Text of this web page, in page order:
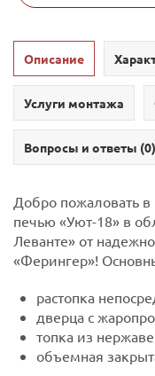
Описание
Услуги монтажа
Вопросы и ответы (0)
Добро пожаловать
печью «Уют-18» в
Леванте» от
«Ферингер»!
растопка
дверца с
топка из
объемная